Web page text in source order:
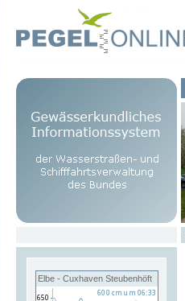
Elbe - Cuxhaven Steubenhöft